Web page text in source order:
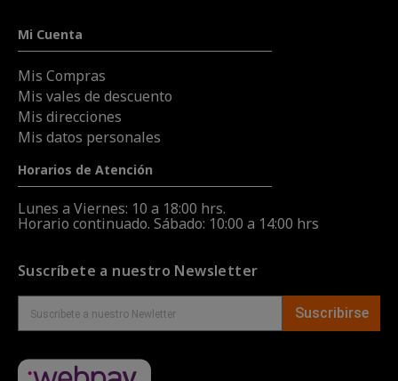
Mi Cuenta
Mis Compras
Mis vales de descuento
Mis direcciones
Mis datos personales
Horarios de Atención
Lunes a Viernes: 10 a 18:00 hrs.
Horario continuado. Sábado: 10:00 a 14:00 hrs
Suscríbete a nuestro Newsletter
Suscribirse